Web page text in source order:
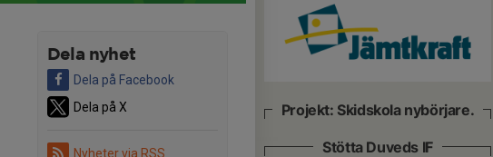
Dela nyhet
Dela på Facebook
Dela på X
Nyheter via RSS
Projekt: Skidskola nybörjare.
Stötta Duveds IF